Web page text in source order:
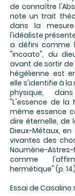
de connaître
note un trait
dans la
l'idéaliste
a défini comme
"incoato", du
avant de sortir de
hégélienne est
elle s'identifie à
physique,
"L'essence de la
même essence
dire éternelle, de
Dieux-Métaux,
vivantes des
Noumène-
comme
hermétique" (p.
Essai de Casalino